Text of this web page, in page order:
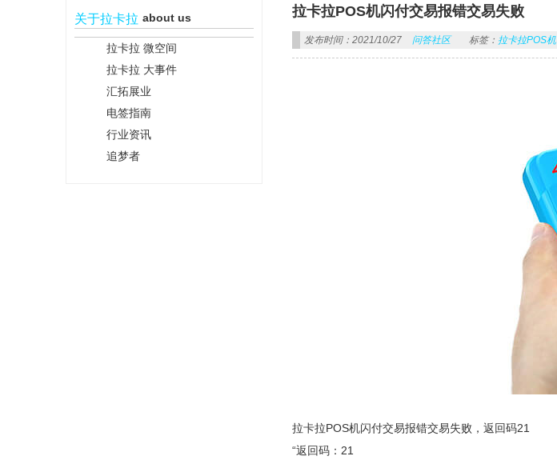
关于拉卡拉 about us
拉卡拉 微空间
拉卡拉 大事件
汇拓展业
电签指南
行业资讯
追梦者
拉卡拉POS机闪付交易报错交易失败
发布时间：2021/10/27 问答社区 标签： 拉卡拉POS机
拉卡拉POS机闪付交易报错交易失败，返回码21
“返回码：21